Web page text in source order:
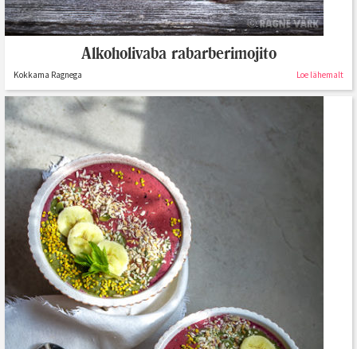
Alkoholivaba rabarberimojito
Kokkama Ragnega Loe lähemalt